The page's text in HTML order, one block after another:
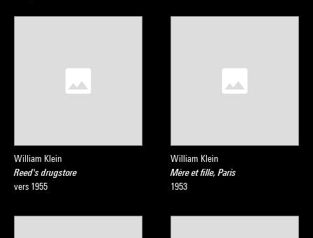
William Klein
Reed's drugstore
vers 1955
William Klein
Mère et fille, Paris
1953